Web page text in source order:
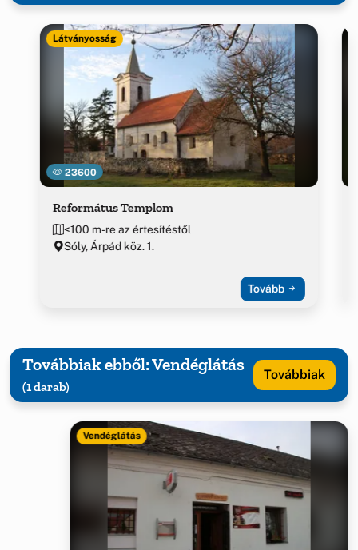
23600
Látványosság
Református Templom
<100 m-re az értesítéstől
Sóly, Árpád köz. 1.
Tovább
Továbbiak ebből: Vendéglátás
(1 darab)
Továbbiak
Vendéglátás